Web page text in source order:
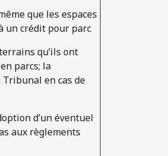
que les espaces
un crédit pour parc
qu’ils ont
parcs; la
en cas de
d’un éventuel
aux règlements